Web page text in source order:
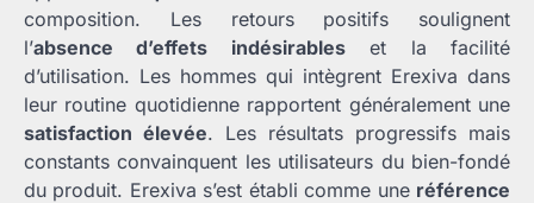
composition. Les retours positifs soulignent
l’absence d’effets indésirableset la facilité
d’utilisation. Les hommes qui intègrent Erexiva dans
leur routine quotidienne rapportent généralement une
satisfaction élevée. Les résultats progressifs mais
constants convainquent les utilisateurs du bien-fondé
du produit. Erexiva s’est établi comme une référence